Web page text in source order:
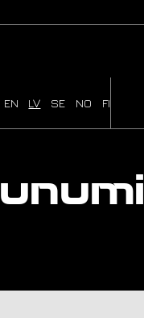
EN LV SE NO FI